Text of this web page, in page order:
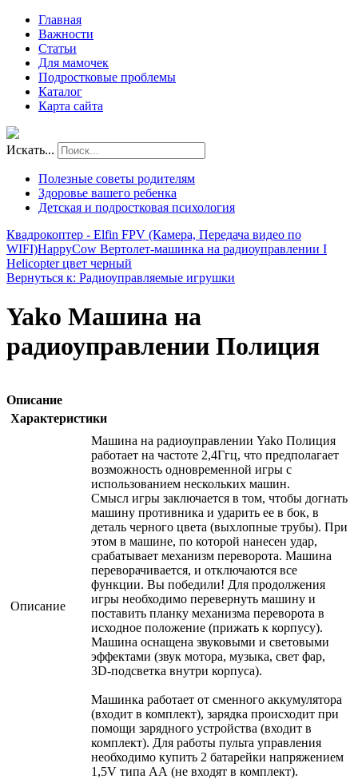
Главная
Важности
Статьи
Для мамочек
Подростковые проблемы
Каталог
Карта сайта
Искать...
Полезные советы родителям
Здоровье вашего ребенка
Детская и подростковая психология
Квадрокоптер - Elfin FPV (Камера, Передача видео по
WIFI)HappyCow Вертолет-машинка на радиоуправлении I
Helicopter цвет черный
Вернуться к: Радиоуправляемые игрушки
Yako Машина на
радиоуправлении Полиция
Описание
Характеристики
Описание
Машина на радиоуправлении Yako Полиция
работает на частоте 2,4Ггц, что предполагает
возможность одновременной игры с
использованием нескольких машин.
Смысл игры заключается в том, чтобы догнать
машину противника и ударить ее в бок, в
деталь черного цвета (выхлопные трубы). При
этом в машине, по которой нанесен удар,
срабатывает механизм переворота. Машина
переворачивается, и отключаются все
функции. Вы победили! Для продолжения
игры необходимо перевернуть машину и
поставить планку механизма переворота в
исходное положение (прижать к корпусу).
Машина оснащена звуковыми и световыми
эффектами (звук мотора, музыка, свет фар,
3D-подсветка внутри корпуса).
Машинка работает от сменного аккумулятора
(входит в комплект), зарядка происходит при
помощи зарядного устройства (входит в
комплект). Для работы пульта управления
необходимо купить 2 батарейки напряжением
1,5V типа АА (не входят в комплект).